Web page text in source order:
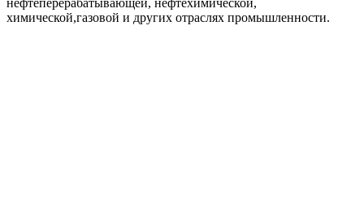
химической,газовой и других отраслях промышленности.